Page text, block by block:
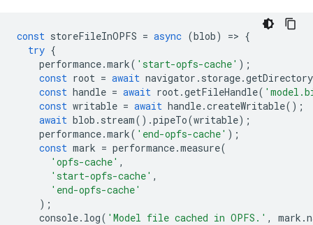
const storeFileInOPFS = async (blob) => {
try {
performance.mark( 'start-opfs-cache' );
const root = await navigator . storage.getDirectory
const handle = await root.getFileHandle(
const writable = await handle.createWritable();
await blob . stream().pipeTo(writable);
performance.mark( 'end-opfs-cache' );
const mark = performance.measure(
'opfs-cache' ,
'start-opfs-cache' ,
'end-opfs-cache'
);
console. log( 'Model file cached in OPFS.' , mark .